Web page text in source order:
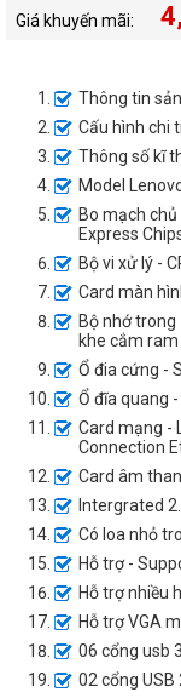
Giá khuyến mãi:
Thông tin
Cấu hình chi
Thông số kĩ
Model
Bo mạch
Express
Bộ vi xử lý -
Card màn
Bộ nhớ trong
khe cắm
Ổ đia cứng -
Ổ đĩa quang
Card mạng -
Connection
Card âm
Intergrated
Có loa nhỏ
Hỗ trợ -
Hỗ trợ nhiều
Hỗ trợ VGA
06 cổng usb
02 cổng USB